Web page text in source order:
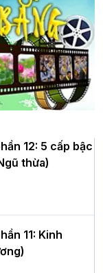
12: 5 cấp bậc
thừa)
11: Kinh